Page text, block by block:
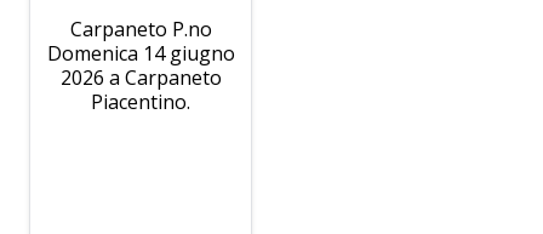
Carpaneto P.no
Domenica 14 giugno
2026 a Carpaneto
Piacentino.